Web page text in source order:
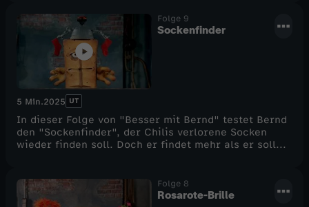
Folge 9
Sockenfinder
5 Min.2025 UT
In dieser Folge von "Besser mit Bernd" testet Bernd
den "Sockenfinder", der Chilis verlorene Socken
wieder finden soll. Doch er findet mehr als er soll...
Folge 8
Rosarote-Brille